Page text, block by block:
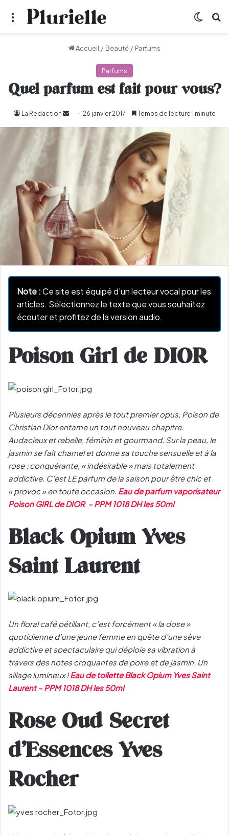
Menu
Accueil / Beauté / Parfums
Parfums
Quel parfum est fait pour vous?
La Redaction
Envoyer
un
courriel
26 janvier 2017 Temps de lecture 1 minute
Note :Ce site est équipé d’un lecteur vocal pour les
articles. Sélectionnez le texte que vous souhaitez
écouter et profitez de la version audio.
Poison Girl de DIOR
Plusieurs décennies après le tout premier opus, Poison de
Christian Dior entame un tout nouveau chapitre.
Audacieux et rebelle, féminin et gourmand. Sur la peau, le
jasmin se fait charnel et donne sa touche sensuelle et à la
rose : conquérante, « indésirable » mais totalement
addictive. C’est LE parfum de la saison pour être chic et
« provoc » en toute occasion. Eau de parfum vaporisateur
Poison GIRL de DIOR – PPM 1018 DH les 50ml
Black Opium Yves
Saint Laurent
Un floral café pétillant, c’est forcément « la dose »
quotidienne d’une jeune femme en quête d’une sève
addictive et spectaculaire qui déploie sa vibration à
travers des notes croquantes de poire et de jasmin. Un
sillage lumineux !Eau de toilette Black Opium Yves Saint
Laurent – PPM 1018 DH les 50ml
Rose Oud Secret
d’Essences Yves
Rocher